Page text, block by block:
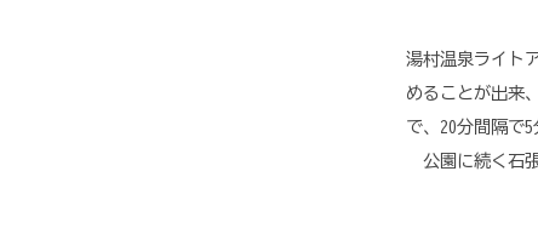
湯村温泉ライト
めることが出来
で、20分間隔で5
公園に続く石